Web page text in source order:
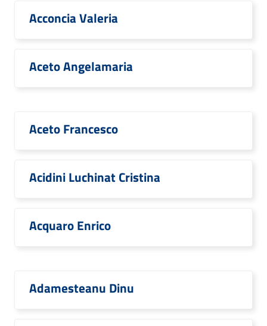
Acconcia Valeria
Aceto Angelamaria
Aceto Francesco
Acidini Luchinat Cristina
Acquaro Enrico
Adamesteanu Dinu